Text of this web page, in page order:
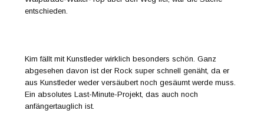
entschieden.
Kim fällt mit Kunstleder wirklich besonders schön. Ganz
abgesehen davon ist der Rock super schnell genäht, da er
aus Kunstleder weder versäubert noch gesäumt werde muss.
Ein absolutes Last-Minute-Projekt, das auch noch
anfängertauglich ist.